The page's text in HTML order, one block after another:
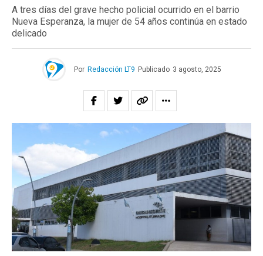
A tres días del grave hecho policial ocurrido en el barrio
Nueva Esperanza, la mujer de 54 años continúa en estado
delicado
Por Redacción LT9 Publicado 3 agosto, 2025